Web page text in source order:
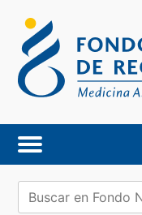
content
Buscar: